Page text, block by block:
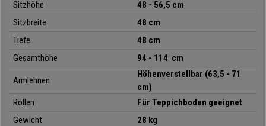
Qualität erhältlich! Nutzen Sie die Gelegenheit und schlagen Sie jetzt zu!!
• EXKLUSIV nur auf Bestellung handgenäht- und gefertigt
• Verstellbare Rückenlehne und Lordosenstütze
• Ergonomisch geformt, für die 8h-Nutzung geeignet
• Höhenverstellbare Armlehnen und weiche Kopfstütze
• 100%iger Polyester-Stoffbezug, schwer entflammbar
• Qualitätszertifikat: CATAS-Test
Sitzhöhe
48 - 56,5 cm
Sitzbreite
48 cm
Tiefe
48 cm
Gesamthöhe
94 - 114 cm
Armlehnen
Höhenverstellbar (63,5 - 71
cm)
Rollen
Für Teppichboden geeignet
Gewicht
28 kg